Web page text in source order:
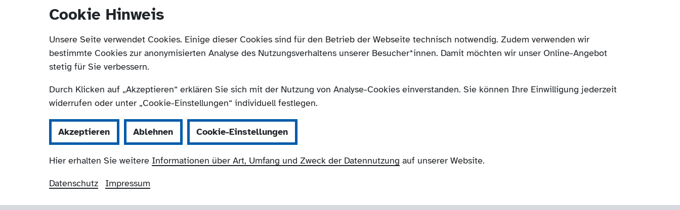
Cookie Hinweis
Unsere Seite verwendet Cookies. Einige dieser Cookies sind für den Betrieb der Webseite technisch notwendig. Zudem verwenden wir
bestimmte Cookies zur anonymisierten Analyse des Nutzungsverhaltens unserer Besucher*innen. Damit möchten wir unser Online-Angebot
stetig für Sie verbessern.
Durch Klicken auf „Akzeptieren“ erklären Sie sich mit der Nutzung von Analyse-Cookies einverstanden. Sie können Ihre Einwilligung jederzeit
widerrufen oder unter „Cookie-Einstellungen“ individuell festlegen.
Akzeptieren Ablehnen Cookie-Einstellungen
Hier erhalten Sie weitere Informationen über Art, Umfang und Zweck der Datennutzung auf unserer Website.
Datenschutz Impressum